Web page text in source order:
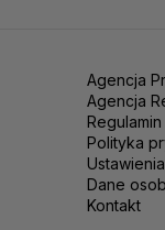
Agencja
Agencja
Polityka
Dane
Kontakt